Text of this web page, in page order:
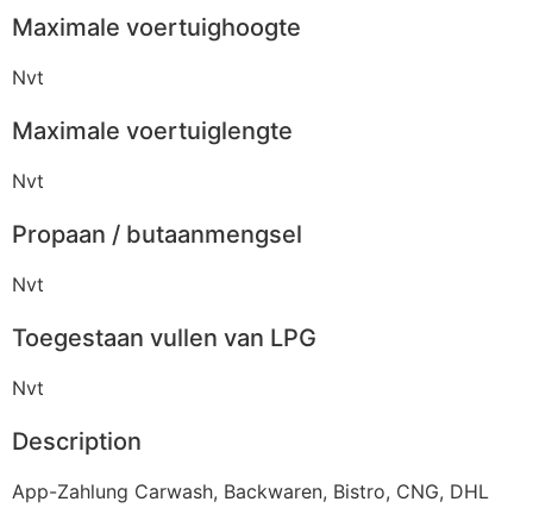
Maximale voertuighoogte
Nvt
Maximale voertuiglengte
Nvt
Propaan / butaanmengsel
Nvt
Toegestaan vullen van LPG
Nvt
Description
App-Zahlung Carwash, Backwaren, Bistro, CNG, DHL